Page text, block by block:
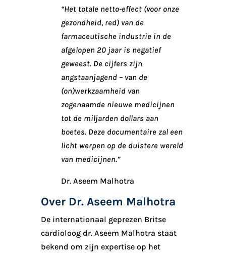
“Het totale netto-effect (voor onze
gezondheid, red) van de
farmaceutische industrie in de
afgelopen 20 jaar is negatief
geweest. De cijfers zijn
angstaanjagend – van de
(on)werkzaamheid van
zogenaamde nieuwe medicijnen
tot de miljarden dollars aan
boetes. Deze documentaire zal een
licht werpen op de duistere wereld
van medicijnen.”
Dr. Aseem Malhotra
Over Dr. Aseem Malhotra
De internationaal geprezen Britse
cardioloog dr. Aseem Malhotra staat
bekend om zijn expertise op het